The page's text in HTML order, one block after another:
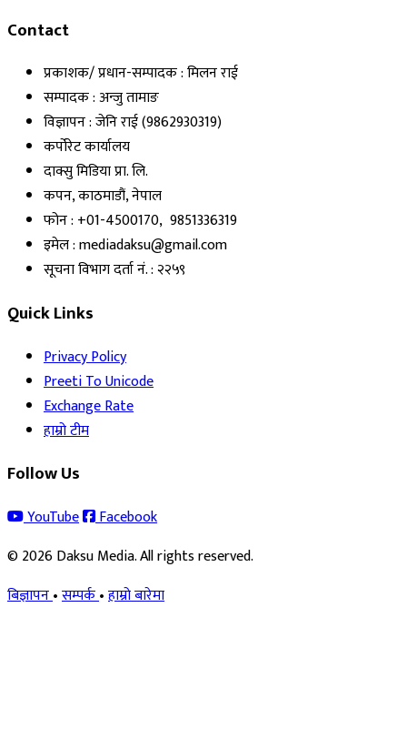
Contact
प्रकाशक/ प्रधान-सम्पादक : मिलन राई
सम्पादक : अन्जु तामाङ
विज्ञापन : जेनि राई (9862930319)
कर्पोरेट कार्यालय
दाक्सु मिडिया प्रा. लि.
कपन, काठमाडौं, नेपाल
फोन : +01-4500170, 9851336319
इमेल : mediadaksu@gmail.com
सूचना विभाग दर्ता नं. : २२५९
Quick Links
Privacy Policy
Preeti To Unicode
Exchange Rate
हाम्रो टीम
Follow Us
YouTube
Facebook
© 2026 Daksu Media. All rights reserved.
बिज्ञापन•सम्पर्क•हाम्रो बारेमा